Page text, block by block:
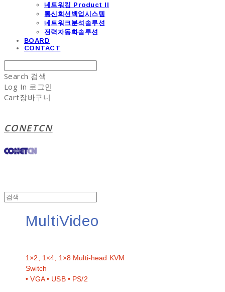
네트워킹 Product II
통신회선백업시스템
네트워크분석솔루션
전력자동화솔루션
BOARD
CONTACT
Search 검색
Log In 로그인
Cart장바구니
CONETCN
MultiVideo
1×2, 1×4, 1×8 Multi-head KVM
Switch
• VGA • USB • PS/2